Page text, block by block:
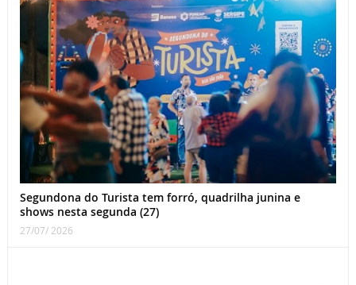
Segundona do Turista tem forró, quadrilha junina e
shows nesta segunda (27)
27/07/ 2026